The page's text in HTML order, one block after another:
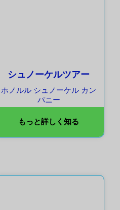
シュノーケルツアー
ホノルル シュノーケル カン
パニー
もっと詳しく知る